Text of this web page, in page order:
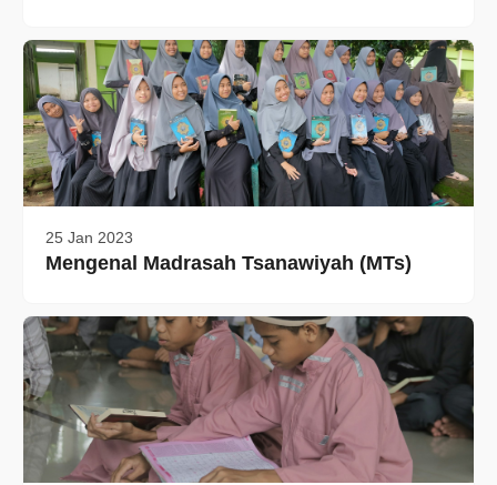
25 Jan 2023
Mengenal Madrasah Tsanawiyah (MTs)